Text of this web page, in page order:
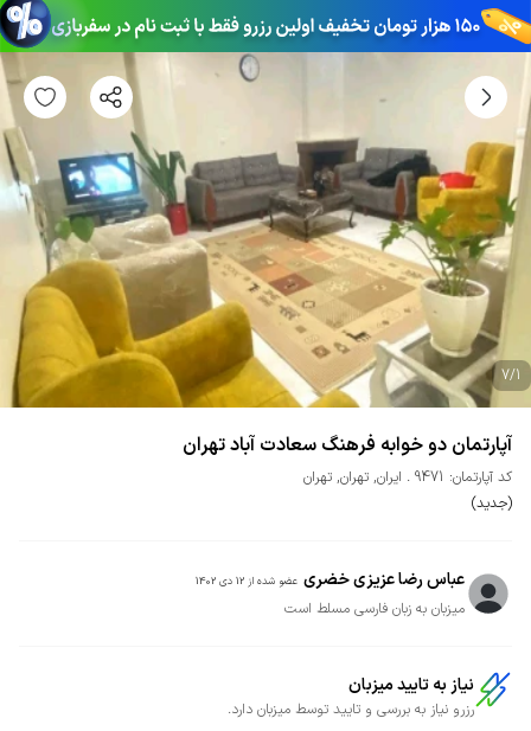
7/1
آپارتمان دو خوابه فرهنگ سعادت آباد تهران
کد آپارتمان: 9471 ایران, تهران, تهران
(جدید)
عباس رضا عزیزی خضری عضو شده از 12 دی 1402
میزبان به زبان فارسی مسلط است
نیاز به تایید میزبان
رزرو نیاز به بررسی و تایید توسط میزبان دارد.